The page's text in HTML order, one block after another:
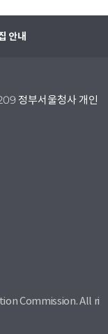
안내
정부서울청사 개인
Commission. All ri